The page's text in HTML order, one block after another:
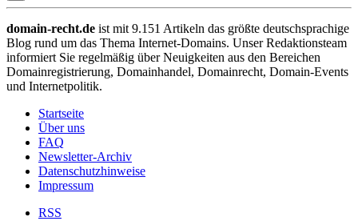
domain-recht.de ist mit 9.151 Artikeln das größte deutschsprachige
Blog rund um das Thema Internet-Domains. Unser Redaktionsteam
informiert Sie regelmäßig über Neuigkeiten aus den Bereichen
Domainregistrierung, Domainhandel, Domainrecht, Domain-Events
und Internetpolitik.
Startseite
Über uns
FAQ
Newsletter-Archiv
Datenschutzhinweise
Impressum
RSS